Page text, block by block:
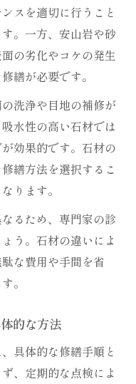
スを適切に行うこと
。一方、安山岩や砂
の劣化やコケの発生
繕が必要です。
洗浄や目地の補修が
水性の高い石材では
効果的です。石材の
繕方法を選択するこ
ります。
るため、専門家の診
う。石材の違いによ
な費用や手間を省
。
的な方法
具体的な修繕手順と
、定期的な点検によ